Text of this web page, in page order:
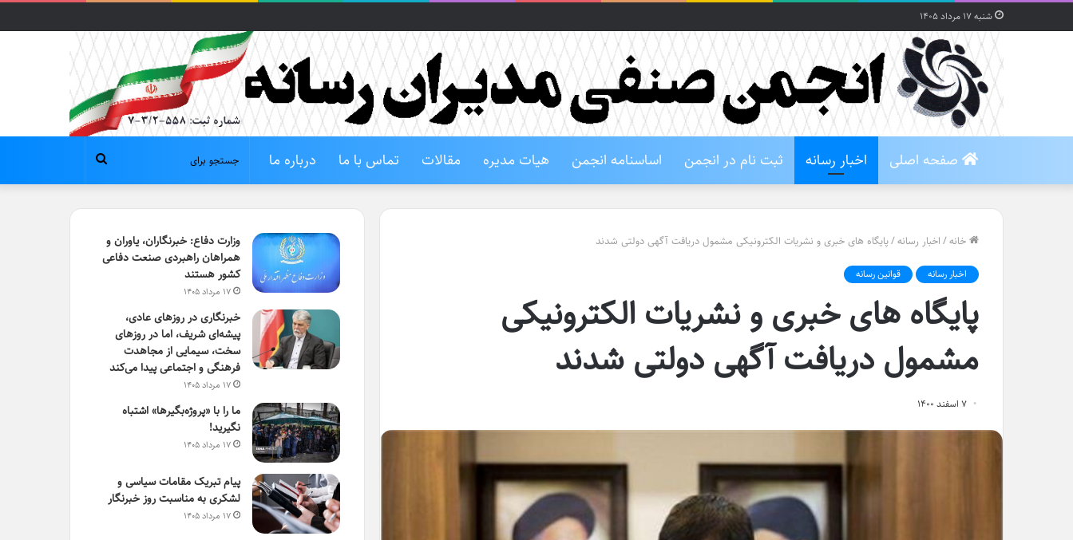
شنبه ۱۷ مرداد ۱۴۰۵
صفحه اصلی اخبار رسانه ثبت نام در انجمن اساسنامه انجمن هیات مدیره مقالات تماس با ما درباره ما جستجو
برای
خانه/ اخبار رسانه/پایگاه های خبری و نشریات الکترونیکی مشمول دریافت آگهی دولتی شدند
اخبار رسانه قوانین رسانه
پایگاه های خبری و نشریات الکترونیکی
مشمول دریافت آگهی دولتی شدند
۷ اسفند ۱۴۰۰
وزارت دفاع: خبرنگاران، یاوران و
همراهان راهبردی صنعت دفاعی
کشور هستند
۱۷ مرداد ۱۴۰۵
خبرنگاری در روزهای عادی،
پیشه‌ای شریف، اما در روزهای
سخت، سیمایی از مجاهدت
فرهنگی و اجتماعی پیدا می‌کند
۱۷ مرداد ۱۴۰۵
ما را با «پروژه‌بگیرها» اشتباه
نگیرید!
۱۷ مرداد ۱۴۰۵
پیام تبریک مقامات سیاسی و
لشکری به مناسبت روز خبرنگار
۱۷ مرداد ۱۴۰۵